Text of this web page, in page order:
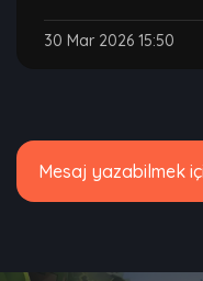
30 Mar 2026 15:50
Mesaj yazabilmek